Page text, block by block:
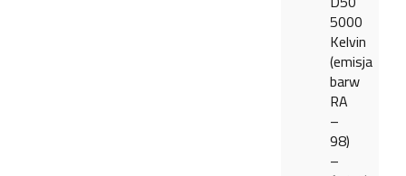
5000
Kelvin
(emisja
barw
RA
–
98)
–